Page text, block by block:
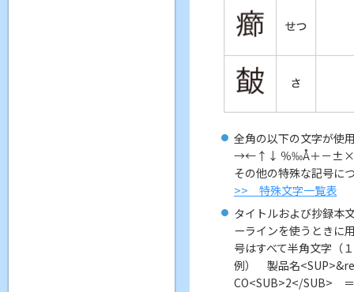
全角の以下の文字が使
→←↑↓ ％‰Å＋－
その他の特殊な記号に
>> 特殊文字一覧表
タイトルおよび抄録本
ーラインを使うとき
号はすべて半角文字（
例） 製品名
CO<SUB>2</SUB>